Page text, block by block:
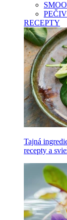
RECEPTY
Tajná
recepty a